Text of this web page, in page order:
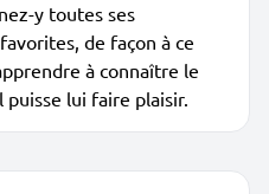
y toutes ses
de façon à ce
à connaître le
lui faire plaisir.